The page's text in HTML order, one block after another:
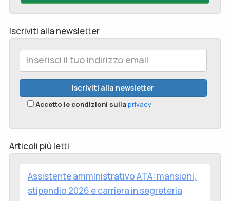
Iscriviti alla newsletter
Accetto le condizioni sullaprivacy
Articoli più letti
Assistente amministrativo ATA: mansioni,
stipendio 2026 e carriera in segreteria